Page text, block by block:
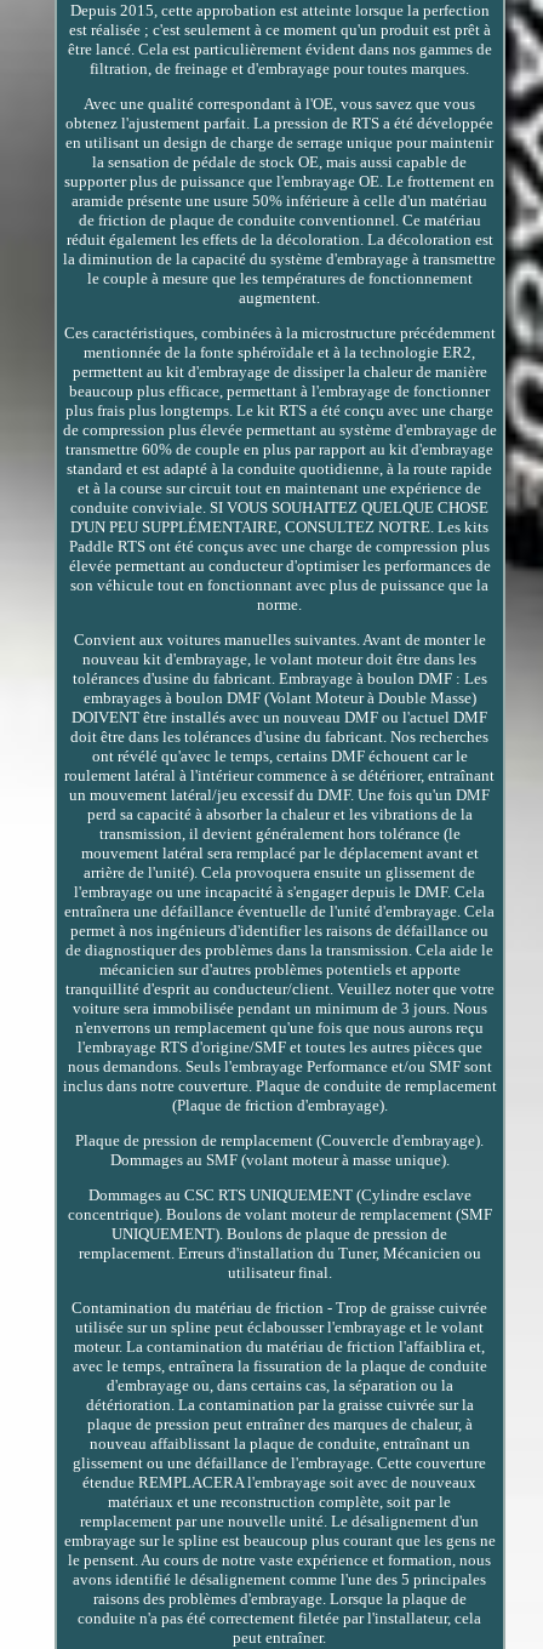
Depuis 2015, cette approbation est atteinte lorsque la perfection
est réalisée ; c'est seulement à ce moment qu'un produit est prêt à
être lancé. Cela est particulièrement évident dans nos gammes de
filtration, de freinage et d'embrayage pour toutes marques.
Avec une qualité correspondant à l'OE, vous savez que vous
obtenez l'ajustement parfait. La pression de RTS a été développée
en utilisant un design de charge de serrage unique pour maintenir
la sensation de pédale de stock OE, mais aussi capable de
supporter plus de puissance que l'embrayage OE. Le frottement en
aramide présente une usure 50% inférieure à celle d'un matériau
de friction de plaque de conduite conventionnel. Ce matériau
réduit également les effets de la décoloration. La décoloration est
la diminution de la capacité du système d'embrayage à transmettre
le couple à mesure que les températures de fonctionnement
augmentent.
Ces caractéristiques, combinées à la microstructure précédemment
mentionnée de la fonte sphéroïdale et à la technologie ER2,
permettent au kit d'embrayage de dissiper la chaleur de manière
beaucoup plus efficace, permettant à l'embrayage de fonctionner
plus frais plus longtemps. Le kit RTS a été conçu avec une charge
de compression plus élevée permettant au système d'embrayage de
transmettre 60% de couple en plus par rapport au kit d'embrayage
standard et est adapté à la conduite quotidienne, à la route rapide
et à la course sur circuit tout en maintenant une expérience de
conduite conviviale. SI VOUS SOUHAITEZ QUELQUE CHOSE
D'UN PEU SUPPLÉMENTAIRE, CONSULTEZ NOTRE. Les kits
Paddle RTS ont été conçus avec une charge de compression plus
élevée permettant au conducteur d'optimiser les performances de
son véhicule tout en fonctionnant avec plus de puissance que la
norme.
Convient aux voitures manuelles suivantes. Avant de monter le
nouveau kit d'embrayage, le volant moteur doit être dans les
tolérances d'usine du fabricant. Embrayage à boulon DMF : Les
embrayages à boulon DMF (Volant Moteur à Double Masse)
DOIVENT être installés avec un nouveau DMF ou l'actuel DMF
doit être dans les tolérances d'usine du fabricant. Nos recherches
ont révélé qu'avec le temps, certains DMF échouent car le
roulement latéral à l'intérieur commence à se détériorer, entraînant
un mouvement latéral/jeu excessif du DMF. Une fois qu'un DMF
perd sa capacité à absorber la chaleur et les vibrations de la
transmission, il devient généralement hors tolérance (le
mouvement latéral sera remplacé par le déplacement avant et
arrière de l'unité). Cela provoquera ensuite un glissement de
l'embrayage ou une incapacité à s'engager depuis le DMF. Cela
entraînera une défaillance éventuelle de l'unité d'embrayage. Cela
permet à nos ingénieurs d'identifier les raisons de défaillance ou
de diagnostiquer des problèmes dans la transmission. Cela aide le
mécanicien sur d'autres problèmes potentiels et apporte
tranquillité d'esprit au conducteur/client. Veuillez noter que votre
voiture sera immobilisée pendant un minimum de 3 jours. Nous
n'enverrons un remplacement qu'une fois que nous aurons reçu
l'embrayage RTS d'origine/SMF et toutes les autres pièces que
nous demandons. Seuls l'embrayage Performance et/ou SMF sont
inclus dans notre couverture. Plaque de conduite de remplacement
(Plaque de friction d'embrayage).
Plaque de pression de remplacement (Couvercle d'embrayage).
Dommages au SMF (volant moteur à masse unique).
Dommages au CSC RTS UNIQUEMENT (Cylindre esclave
concentrique). Boulons de volant moteur de remplacement (SMF
UNIQUEMENT). Boulons de plaque de pression de
remplacement. Erreurs d'installation du Tuner, Mécanicien ou
utilisateur final.
Contamination du matériau de friction - Trop de graisse cuivrée
utilisée sur un spline peut éclabousser l'embrayage et le volant
moteur. La contamination du matériau de friction l'affaiblira et,
avec le temps, entraînera la fissuration de la plaque de conduite
d'embrayage ou, dans certains cas, la séparation ou la
détérioration. La contamination par la graisse cuivrée sur la
plaque de pression peut entraîner des marques de chaleur, à
nouveau affaiblissant la plaque de conduite, entraînant un
glissement ou une défaillance de l'embrayage. Cette couverture
étendue REMPLACERA l'embrayage soit avec de nouveaux
matériaux et une reconstruction complète, soit par le
remplacement par une nouvelle unité. Le désalignement d'un
embrayage sur le spline est beaucoup plus courant que les gens ne
le pensent. Au cours de notre vaste expérience et formation, nous
avons identifié le désalignement comme l'une des 5 principales
raisons des problèmes d'embrayage. Lorsque la plaque de
conduite n'a pas été correctement filetée par l'installateur, cela
peut entraîner.